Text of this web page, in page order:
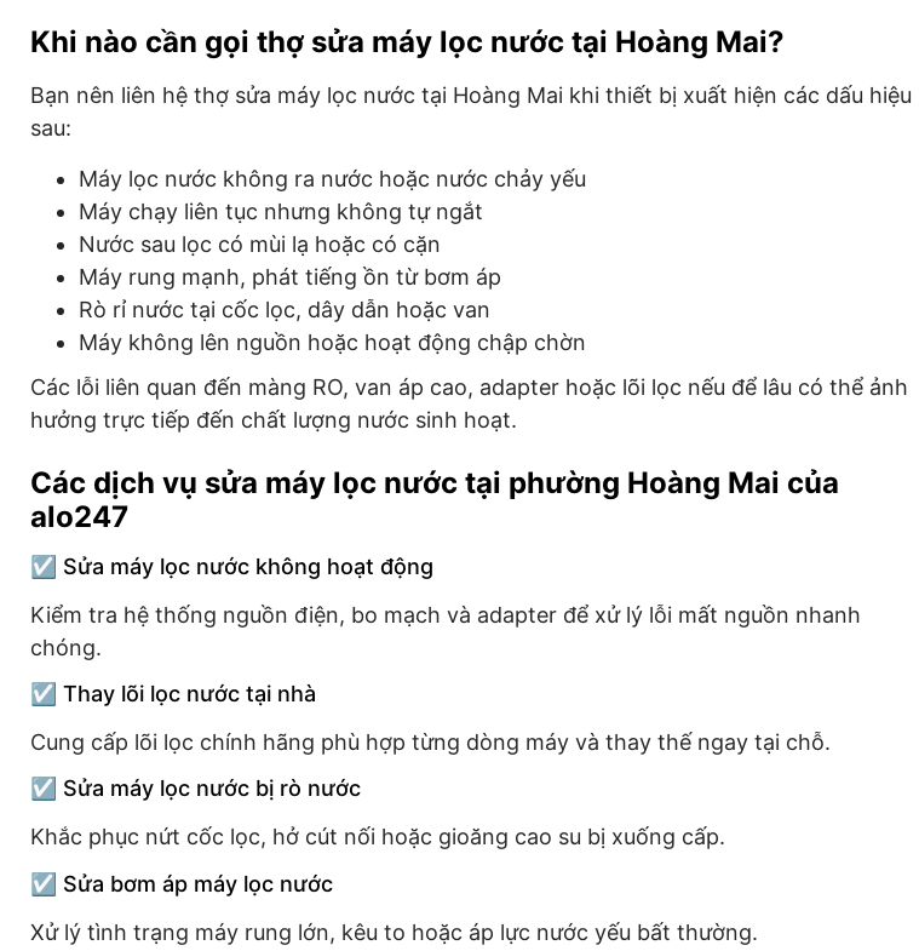
Khi nào cần gọi thợ sửa máy lọc nước tại Hoàng Mai?
Bạn nên liên hệ thợ sửa máy lọc nước tại Hoàng Mai khi thiết bị xuất hiện các dấu hiệu
sau:
Máy lọc nước không ra nước hoặc nước chảy yếu
Máy chạy liên tục nhưng không tự ngắt
Nước sau lọc có mùi lạ hoặc có cặn
Máy rung mạnh, phát tiếng ồn từ bơm áp
Rò rỉ nước tại cốc lọc, dây dẫn hoặc van
Máy không lên nguồn hoặc hoạt động chập chờn
Các lỗi liên quan đến màng RO, van áp cao, adapter hoặc lõi lọc nếu để lâu có thể ảnh
hưởng trực tiếp đến chất lượng nước sinh hoạt.
Các dịch vụ sửa máy lọc nước tại phường Hoàng Mai của
alo247
☑️ Sửa máy lọc nước không hoạt động
Kiểm tra hệ thống nguồn điện, bo mạch và adapter để xử lý lỗi mất nguồn nhanh
chóng.
☑️ Thay lõi lọc nước tại nhà
Cung cấp lõi lọc chính hãng phù hợp từng dòng máy và thay thế ngay tại chỗ.
☑️ Sửa máy lọc nước bị rò nước
Khắc phục nứt cốc lọc, hở cút nối hoặc gioăng cao su bị xuống cấp.
☑️ Sửa bơm áp máy lọc nước
Xử lý tình trạng máy rung lớn, kêu to hoặc áp lực nước yếu bất thường.